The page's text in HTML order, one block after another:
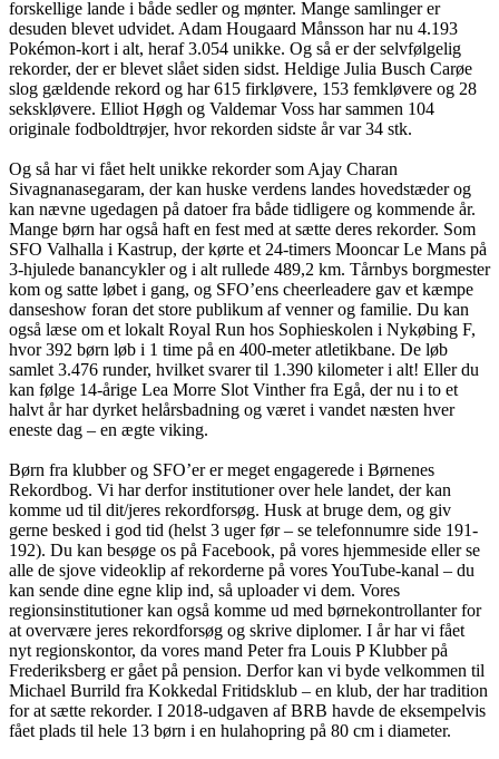
forskellige lande i både sedler og mønter. Mange samlinger er
desuden blevet udvidet. Adam Hougaard Månsson har nu 4.193
Pokémon-kort i alt, heraf 3.054 unikke. Og så er der selvfølgelig
rekorder, der er blevet slået siden sidst. Heldige Julia Busch Carøe
slog gældende rekord og har 615 firkløvere, 153 femkløvere og 28
sekskløvere. Elliot Høgh og Valdemar Voss har sammen 104
originale fodboldtrøjer, hvor rekorden sidste år var 34 stk.
Og så har vi fået helt unikke rekorder som Ajay Charan
Sivagnanasegaram, der kan huske verdens landes hovedstæder og
kan nævne ugedagen på datoer fra både tidligere og kommende år.
Mange børn har også haft en fest med at sætte deres rekorder. Som
SFO Valhalla i Kastrup, der kørte et 24-timers Mooncar Le Mans på
3-hjulede banancykler og i alt rullede 489,2 km. Tårnbys borgmester
kom og satte løbet i gang, og SFO’ens cheerleadere gav et kæmpe
danseshow foran det store publikum af venner og familie. Du kan
også læse om et lokalt Royal Run hos Sophieskolen i Nykøbing F,
hvor 392 børn løb i 1 time på en 400-meter atletikbane. De løb
samlet 3.476 runder, hvilket svarer til 1.390 kilometer i alt! Eller du
kan følge 14-årige Lea Morre Slot Vinther fra Egå, der nu i to et
halvt år har dyrket helårsbadning og været i vandet næsten hver
eneste dag – en ægte viking.
Børn fra klubber og SFO’er er meget engagerede i Børnenes
Rekordbog. Vi har derfor institutioner over hele landet, der kan
komme ud til dit/jeres rekordforsøg. Husk at bruge dem, og giv
gerne besked i god tid (helst 3 uger før – se telefonnumre side 191-
192). Du kan besøge os på Facebook, på vores hjemmeside eller se
alle de sjove videoklip af rekorderne på vores YouTube-kanal – du
kan sende dine egne klip ind, så uploader vi dem. Vores
regionsinstitutioner kan også komme ud med børnekontrollanter for
at overvære jeres rekordforsøg og skrive diplomer. I år har vi fået
nyt regionskontor, da vores mand Peter fra Louis P Klubber på
Frederiksberg er gået på pension. Derfor kan vi byde velkommen til
Michael Burrild fra Kokkedal Fritidsklub – en klub, der har tradition
for at sætte rekorder. I 2018-udgaven af BRB havde de eksempelvis
fået plads til hele 13 børn i en hulahopring på 80 cm i diameter.